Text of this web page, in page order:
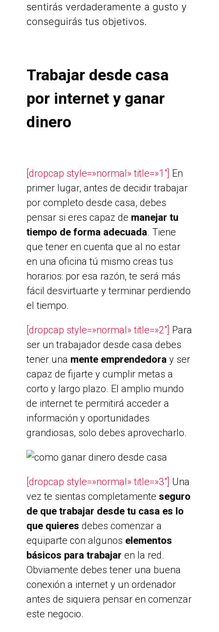
sentirás verdaderamente a gusto y
conseguirás tus objetivos.
Trabajar desde casa
por internet y ganar
dinero
[dropcap style=»normal» title=»1″] En
primer lugar, antes de decidir trabajar
por completo desde casa, debes
pensar si eres capaz de manejar tu
tiempo de forma adecuada. Tiene
que tener en cuenta que al no estar
en una oficina tú mismo creas tus
horarios: por esa razón, te será más
fácil desvirtuarte y terminar perdiendo
el tiempo.
[dropcap style=»normal» title=»2″] Para
ser un trabajador desde casa debes
tener una mente emprendedora y ser
capaz de fijarte y cumplir metas a
corto y largo plazo. El amplio mundo
de internet te permitirá acceder a
información y oportunidades
grandiosas, solo debes aprovecharlo.
[dropcap style=»normal» title=»3″] Una
vez te sientas completamente seguro
de que trabajar desde tu casa es lo
que quieres debes comenzar a
equiparte con algunos elementos
básicos para trabajar en la red.
Obviamente debes tener una buena
conexión a internet y un ordenador
antes de siquiera pensar en comenzar
este negocio.